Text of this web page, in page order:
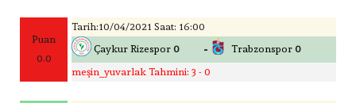
Puan
0.0
Tarih:10/04/2021 Saat: 16:00
Çaykur Rizespor 0 - Trabzonspor 0
meşin_yuvarlak Tahmini: 3 - 0